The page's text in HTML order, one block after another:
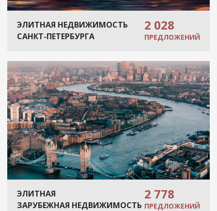
ЭЛИТНАЯ НЕДВИЖИМОСТЬ
САНКТ-ПЕТЕРБУРГА
2 028
ПРЕДЛОЖЕНИЙ
ЭЛИТНАЯ
ЗАРУБЕЖНАЯ НЕДВИЖИМОСТЬ
2 778
ПРЕДЛОЖЕНИЙ